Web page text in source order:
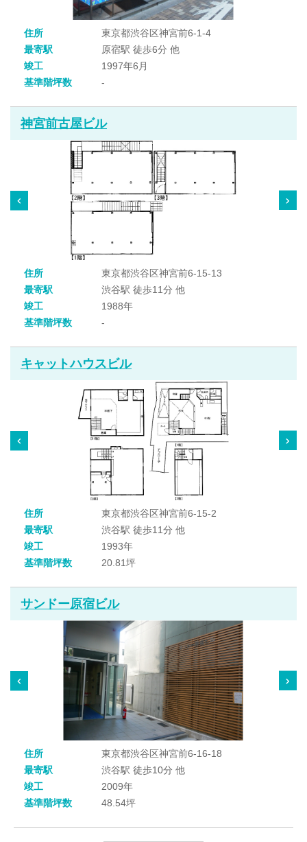
住所
東京都渋谷区神宮前6-1-4
最寄駅
原宿駅 徒歩6分 他
竣工
1997年6月
基準階坪数
-
神宮前古屋ビル
住所
東京都渋谷区神宮前6-15-13
最寄駅
渋谷駅 徒歩11分 他
竣工
1988年
基準階坪数
-
キャットハウスビル
住所
東京都渋谷区神宮前6-15-2
最寄駅
渋谷駅 徒歩11分 他
竣工
1993年
基準階坪数
20.81坪
サンドー原宿ビル
住所
東京都渋谷区神宮前6-16-18
最寄駅
渋谷駅 徒歩10分 他
竣工
2009年
基準階坪数
48.54坪